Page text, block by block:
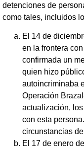
detenciones de
como tales, incluidos
El 14 de
en la frontera
confirmada un
quien hizo
autoincriminaba
Operación
actualización,
con esta
circunstancias
El 17 de enero